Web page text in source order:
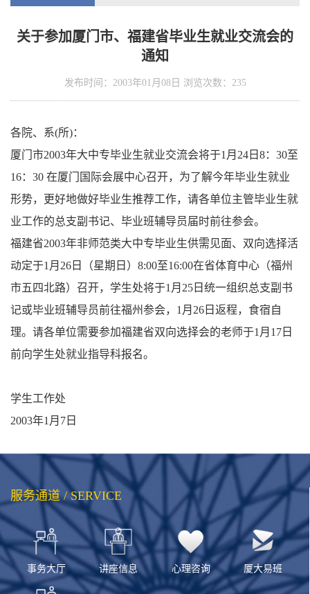
关于参加厦门市、福建省毕业生就业交流会的
通知
发布时间：2003年01月08日 浏览次数： 235
各院、系(所)：
厦门市2003年大中专毕业生就业交流会将于1月24日8：30至
16：30 在厦门国际会展中心召开，为了解今年毕业生就业
形势，更好地做好毕业生推荐工作，请各单位主管毕业生就
业工作的总支副书记、毕业班辅导员届时前往参会。
福建省2003年非师范类大中专毕业生供需见面、双向选择活
动定于1月26日（星期日）8:00至16:00在省体育中心（福州
市五四北路）召开，学生处将于1月25日统一组织总支副书
记或毕业班辅导员前往福州参会，1月26日返程，食宿自
理。请各单位需要参加福建省双向选择会的老师于1月17日
前向学生处就业指导科报名。
学生工作处
2003年1月7日
服务通道 / SERVICE
事务大厅 讲座信息 心理咨询 厦大易班